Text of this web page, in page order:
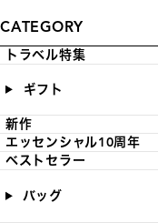
CATEGORY
トラベル特集
ギフト
新作
エッセンシャル10周年
ベストセラー
バッグ